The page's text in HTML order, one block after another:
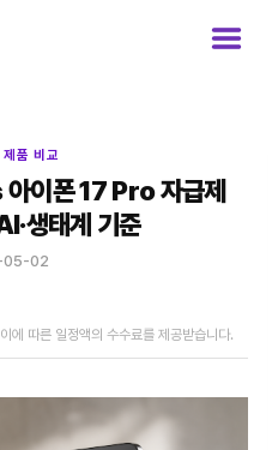
|제품 비교
이폰 17 Pro 자급제
생태계 기준
05-02
에 따른 일정액의 수수료를 제공받습니다.